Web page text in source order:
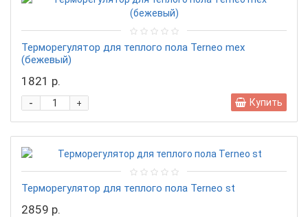
Терморегулятор для теплого пола Terneo mex
(бежевый)
1821 р.
+
- Купить
Терморегулятор для теплого пола Terneo st
2859 р.